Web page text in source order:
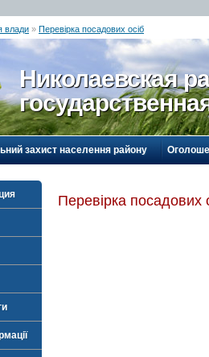
влади » Перевірка посадових осіб
Николаевская
захист населення району
Перевірка посадових